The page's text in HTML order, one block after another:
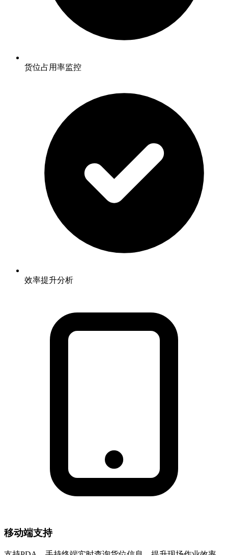
货位占用率监控
效率提升分析
移动端支持